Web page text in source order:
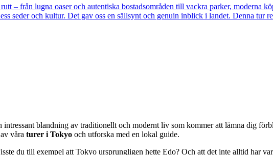
– från lugna oaser och autentiska bostadsområden till vackra parker, moderna
seder och kultur. Det gav oss en sällsynt och genuin inblick i landet. Denna tur
blandning av traditionellt och modernt liv som kommer att lämna dig
våra turer i Tokyo och utforska med en lokal guide.
du till exempel att Tokyo ursprungligen hette Edo? Och att det inte alltid har